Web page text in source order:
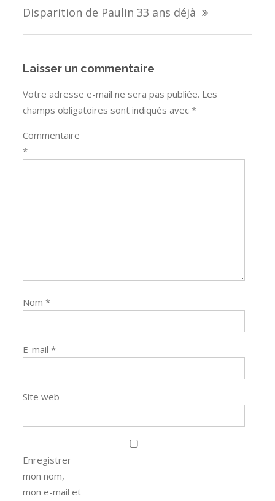
l’article
Disparition de Paulin 33 ans déjà
Laisser un commentaire
Votre adresse e-mail ne sera pas publiée. Les
champs obligatoires sont indiqués avec*
Commentaire
*
Nom*
E-mail*
Site web
Enregistrer
mon nom,
mon e-mail et